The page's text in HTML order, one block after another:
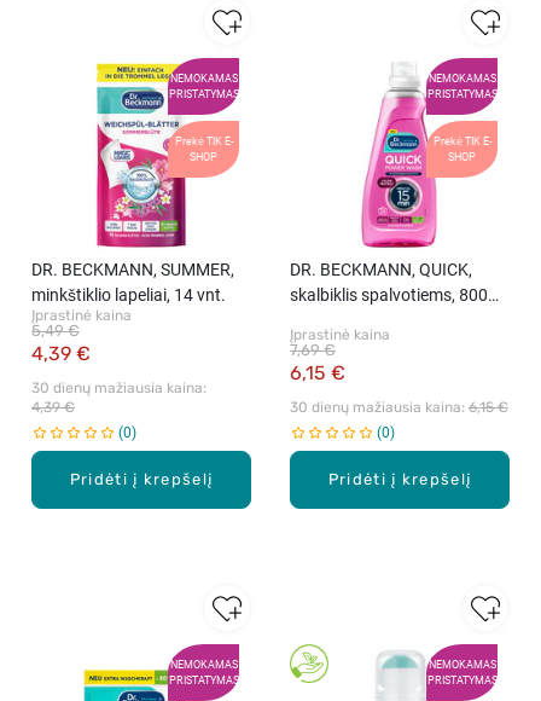
NEMOKAMAS
PRISTATYMAS
Prekė TIK E-
SHOP
Pridėti į krepšelį
DR. BECKMANN, SUMMER,
minkštiklio lapeliai, 14 vnt.
Įprastinė kaina
4,39 €
5,49 €
30 dienų mažiausia kaina:
4,39 €
0
NEMOKAMAS
PRISTATYMAS
Prekė TIK E-
SHOP
Pridėti į krepšelį
DR. BECKMANN, QUICK,
skalbiklis spalvotiems, 800
Įprastinė kaina
6,15 €
7,69 €
30 dienų mažiausia kaina: 6,15 €
0
NEMOKAMAS
PRISTATYMAS
NEMOKAMAS
PRISTATYMAS